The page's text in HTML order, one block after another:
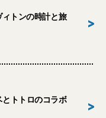
トンの時計と旅
>
トトロのコラボ
>